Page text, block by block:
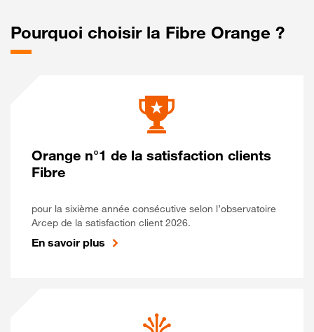
Pourquoi choisir la Fibre Orange ?
Orange n°1 de la satisfaction clients
Fibre
pour la sixième année consécutive selon l’observatoire
Arcep de la satisfaction client 2026.
En savoir plus